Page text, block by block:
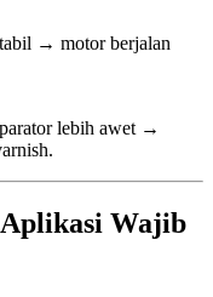
→ motor berjalan
lebih awet →
Wajib